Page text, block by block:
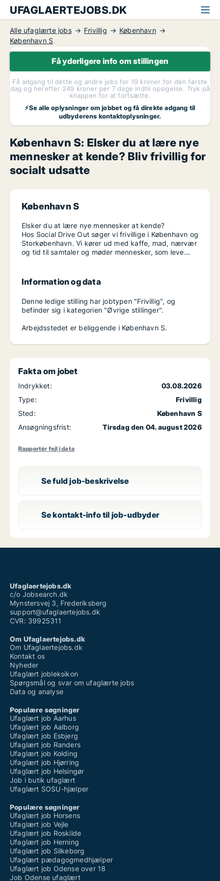
UFAGLAERTEJOBS.DK
Alle ufaglærte jobs Frivillig
København
København S
Få yderligere info om stillingen
Få adgang til dette og andre jobs for 19 kroner for den første
dag og herefter 249 kroner per 7 dage indtil opsigelse. Tryk på
knappen for at fortsætte.
⚡Se alle oplysninger om jobbet og få direkte adgang til
udbyderens kontaktoplysninger.
København S: Elsker du at lære nye
mennesker at kende? Bliv frivillig for
socialt udsatte
København S
Elsker du at lære nye mennesker at kende?
Hos Social Drive Out søger vi frivillige i København og
Storkøbenhavn. Vi kører ud med kaffe, mad, nærvær
og tid til samtaler og møder mennesker, som leve...
Information og data
Denne ledige stilling har jobtypen "Frivillig", og
befinder sig i kategorien "Øvrige stillinger".
Arbejdsstedet er beliggende i København S.
Fakta om jobet
Indrykket:
03.08.2026
Type:
Frivillig
Sted:
København S
Ansøgningsfrist:
Tirsdag den 04. august 2026
Rapportér fejl i data
Se fuld job-beskrivelse
Se kontakt-info til job-udbyder
Ufaglaertejobs.dk
c/o Jobsearch.dk
Mynstersvej 3, Frederiksberg
support@ufaglaertejobs.dk
CVR: 39925311
Om Ufaglaertejobs.dk
Om Ufaglaertejobs.dk
Kontakt os
Nyheder
Ufaglært jobleksikon
Spørgsmål og svar om ufaglærte jobs
Data og analyse
Populære søgninger
Ufaglært job Aarhus
Ufaglært job Aalborg
Ufaglært job Esbjerg
Ufaglært job Randers
Ufaglært job Kolding
Ufaglært job Hjørring
Ufaglært job Helsingør
Job i butik ufaglært
Ufaglært SOSU-hjælper
Populære søgninger
Ufaglært job Horsens
Ufaglært job Vejle
Ufaglært job Roskilde
Ufaglært job Herning
Ufaglært job Silkeborg
Ufaglært pædagogmedhjælper
Ufaglært job Odense over 18
Job Odense ufaglært